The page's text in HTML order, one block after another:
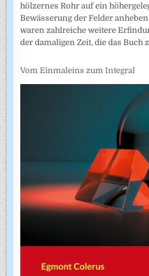
hölzernes Rohr auf ein
Bewässerung der Felder
waren zahlreiche weitere
der damaligen Zeit, die das Buch
Vom Einmaleins zum Integral